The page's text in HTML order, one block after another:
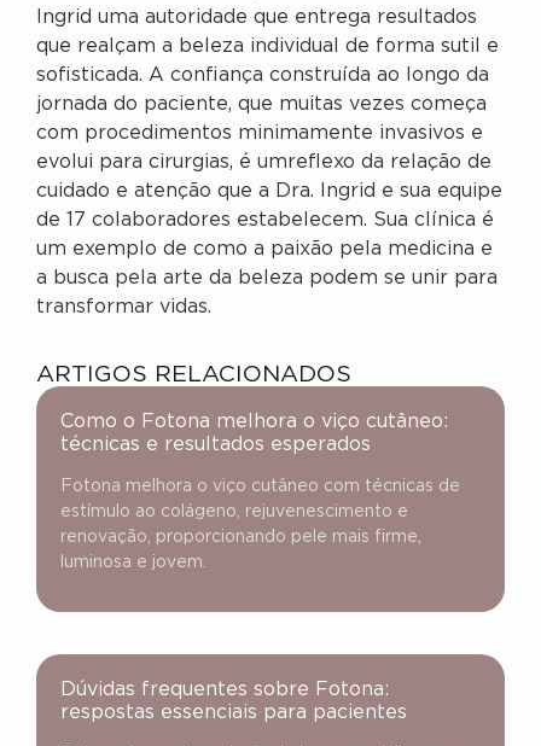
Ingrid uma autoridade que entrega resultados
que realçam a beleza individual de forma sutil e
sofisticada. A confiança construída ao longo da
jornada do paciente, que muitas vezes começa
com procedimentos minimamente invasivos e
evolui para cirurgias, é umreflexo da relação de
cuidado e atenção que a Dra. Ingrid e sua equipe
de 17 colaboradores estabelecem. Sua clínica é
um exemplo de como a paixão pela medicina e
a busca pela arte da beleza podem se unir para
transformar vidas.
ARTIGOS RELACIONADOS
Como o Fotona melhora o viço cutâneo:
técnicas e resultados esperados
Fotona melhora o viço cutâneo com técnicas de
estímulo ao colágeno, rejuvenescimento e
renovação, proporcionando pele mais firme,
luminosa e jovem.
Dúvidas frequentes sobre Fotona:
respostas essenciais para pacientes